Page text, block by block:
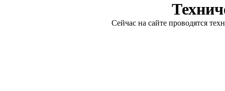
Сейчас на сайте проводятся